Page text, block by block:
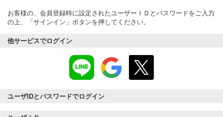
お客様の、会員登録時に設定されたユーザーＩＤとパスワードをご入力
の上、「サインイン」ボタンを押してください。
他サービスでログイン
ユーザIDとパスワードでログイン